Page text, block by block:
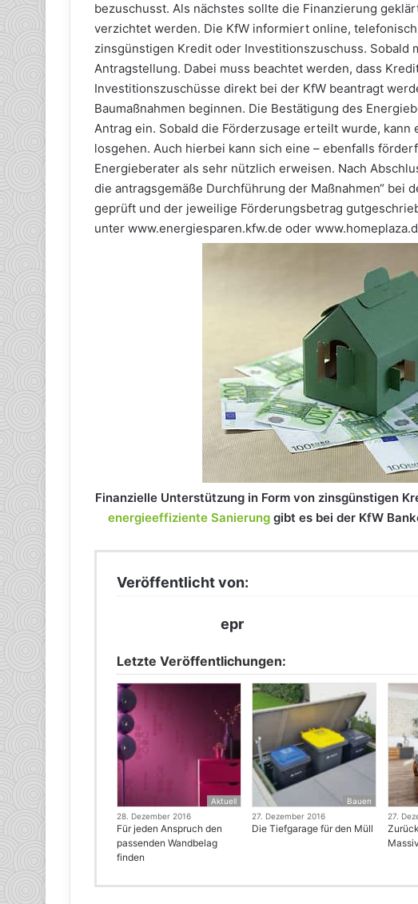
bezuschusst. Als nächstes sollte die Finanzierung
verzichtet werden. Die KfW informiert online,
zinsgünstigen Kredit oder Investitionszuschuss. Sobald
Antragstellung. Dabei muss beachtet werden, dass
Investitionszuschüsse direkt bei der KfW beantragt
Baumaßnahmen beginnen. Die Bestätigung des
Antrag ein. Sobald die Förderzusage erteilt wurde,
losgehen. Auch hierbei kann sich eine – ebenfalls
Energieberater als sehr nützlich erweisen. Nach
die antragsgemäße Durchführung der Maßnahmen“ bei
geprüft und der jeweilige Förderungsbetrag
unter www.energiesparen.kfw.de oder
Finanzielle Unterstützung in Form von zinsgünstigen
energieeffiziente Sanierung gibt es bei der KfW
Veröffentlicht von:
epr
Letzte Veröffentlichungen:
Aktuell
28. Dezember 2016
Für jeden Anspruch den
passenden Wandbelag
finden
Bauen
27. Dezember 2016
Die Tiefgarage für den Müll
27.